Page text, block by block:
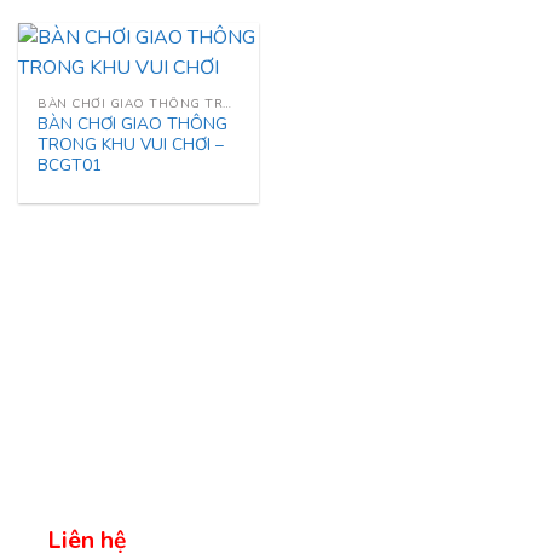
BÀN CHƠI GIAO THÔNG TRONG KHU VUI CHƠI
BÀN CHƠI GIAO THÔNG
TRONG KHU VUI CHƠI –
BCGT01
Liên hệ